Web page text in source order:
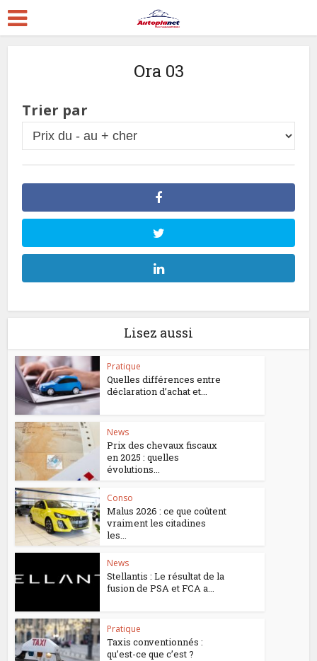
Ora 03
Trier par
Lisez aussi
Pratique
Quelles différences entre
déclaration d’achat et...
News
Prix des chevaux fiscaux
en 2025 : quelles
évolutions...
Conso
Malus 2026 : ce que coûtent
vraiment les citadines
les...
News
Stellantis : Le résultat de la
fusion de PSA et FCA a...
Pratique
Taxis conventionnés :
qu’est-ce que c’est ?